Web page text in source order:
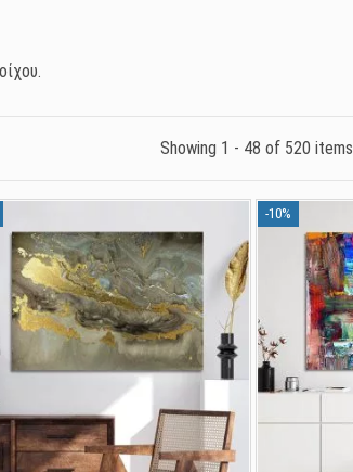
Showing 1 - 48 of 520 items
-10%